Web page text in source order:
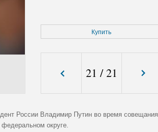
Купить
21 /21
России Владимир Путин во время совещания
округе.